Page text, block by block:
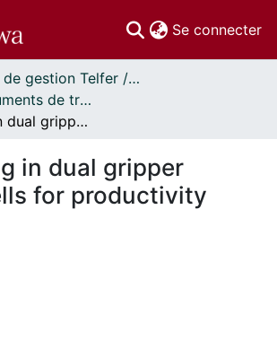
Se connecter
École de gestion Telfer // Telfer School of Management
Telfer - Documents de travail // Telfer - Working Papers
Scheduling in dual gripper robotic cells for productivity gains
in dual gripper
for productivity